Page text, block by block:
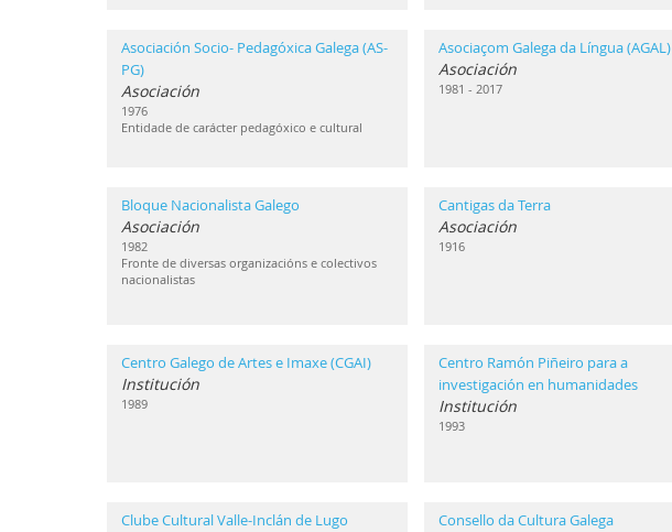
Asociación Socio- Pedagóxica Galega (AS-
PG)
Asociación
1976
Entidade de carácter pedagóxico e cultural
Asociaçom Galega da Língua (AGAL)
Asociación
1981 - 2017
Bloque Nacionalista Galego
Asociación
1982
Fronte de diversas organizacións e colectivos
nacionalistas
Cantigas da Terra
Asociación
1916
Centro Galego de Artes e Imaxe (CGAI)
Institución
1989
Centro Ramón Piñeiro para a
investigación en humanidades
Institución
1993
Clube Cultural Valle-Inclán de Lugo Consello da Cultura Galega